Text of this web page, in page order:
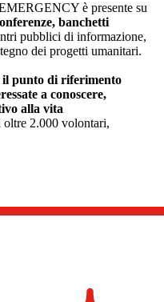
è presente su
banchetti
pubblici di informazione,
dei progetti umanitari.
punto di riferimento
a conoscere,
alla vita
2.000 volontari,